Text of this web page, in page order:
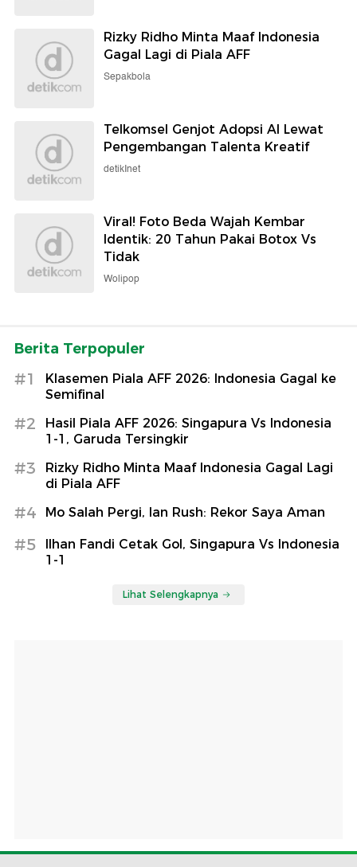
Rizky Ridho Minta Maaf Indonesia
Gagal Lagi di Piala AFF
Sepakbola
Telkomsel Genjot Adopsi AI Lewat
Pengembangan Talenta Kreatif
detikInet
Viral! Foto Beda Wajah Kembar
Identik: 20 Tahun Pakai Botox Vs
Tidak
Wolipop
Berita Terpopuler
#1
Klasemen Piala AFF 2026: Indonesia Gagal ke
Semifinal
#2
Hasil Piala AFF 2026: Singapura Vs Indonesia
1-1, Garuda Tersingkir
#3
Rizky Ridho Minta Maaf Indonesia Gagal Lagi
di Piala AFF
#4 Mo Salah Pergi, Ian Rush: Rekor Saya Aman
#5
Ilhan Fandi Cetak Gol, Singapura Vs Indonesia
1-1
Lihat Selengkapnya